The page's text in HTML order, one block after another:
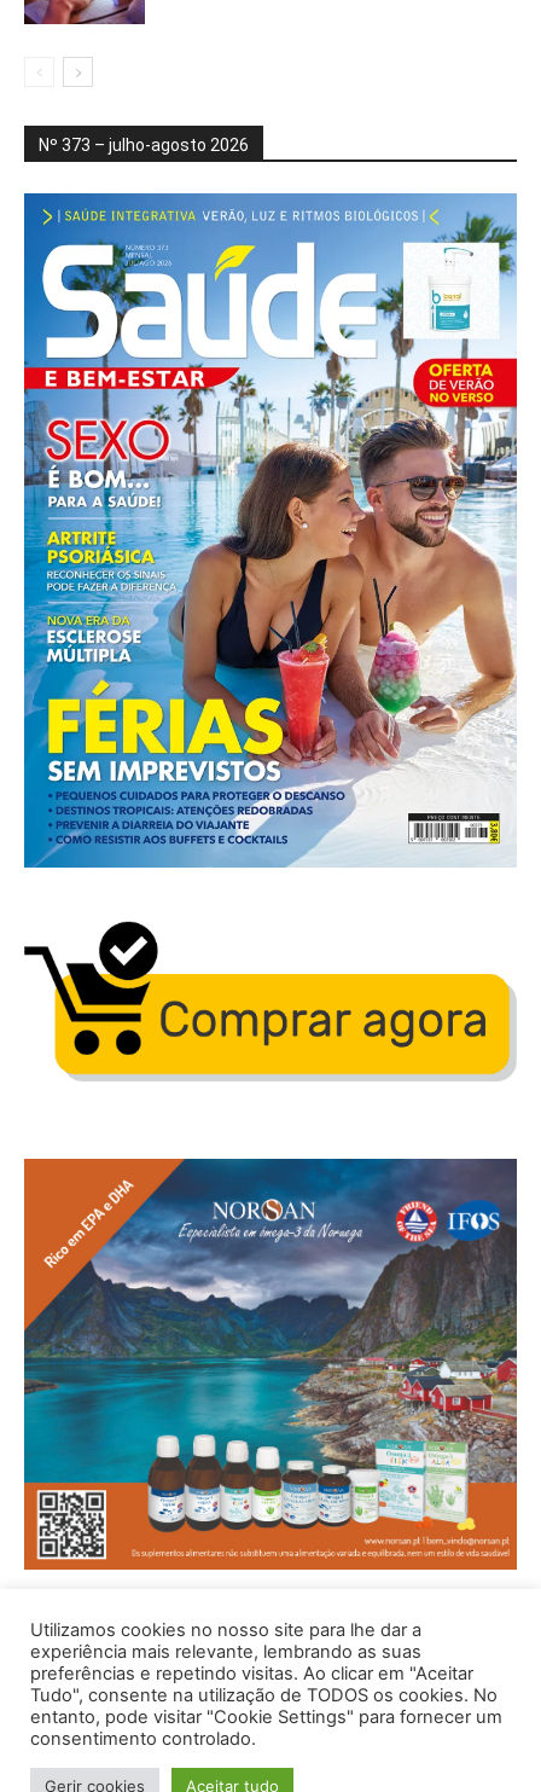
Nº 373 – julho-agosto 2026
Utilizamos cookies no nosso site para lhe dar a
experiência mais relevante, lembrando as suas
preferências e repetindo visitas. Ao clicar em "Aceitar
Tudo", consente na utilização de TODOS os cookies. No
entanto, pode visitar "Cookie Settings" para fornecer um
consentimento controlado.
Gerir cookies Aceitar tudo